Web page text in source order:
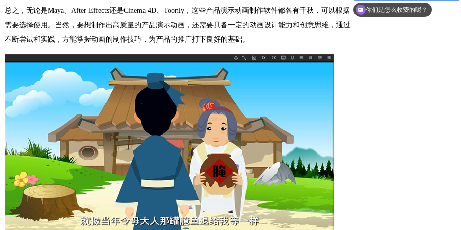
总之，无论是Maya、After Effects还是Cinema 4D、Toonly，这些产品演示动画制作软件都各有千秋，可以根据
需要选择使用。当然，要想制作出高质量的产品演示动画，还需要具备一定的动画设计能力和创意思维，通过
不断尝试和实践，方能掌握动画的制作技巧，为产品的推广打下良好的基础。
你们是怎么收费的呢？